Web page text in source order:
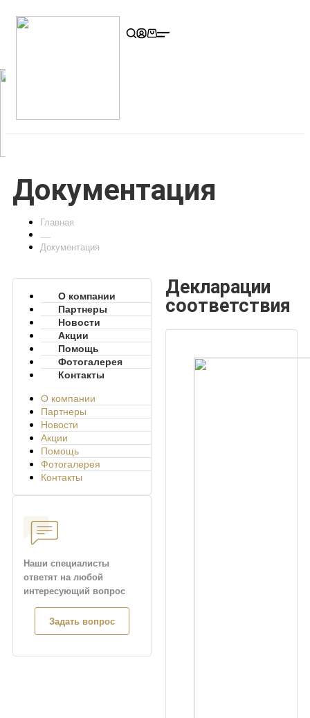
Документация
Главная
Документация
О компании
Партнеры
Новости
Акции
Помощь
Фотогалерея
Контакты
О компании
Партнеры
Новости
Акции
Помощь
Фотогалерея
Контакты
Наши специалисты
ответят на любой
интересующий вопрос
Задать вопрос
Декларации
соответствия